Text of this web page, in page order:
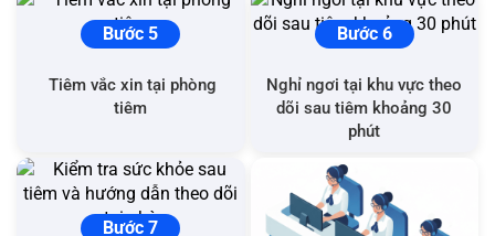
Bước 5
Tiêm vắc xin tại phòng
tiêm
Bước 6
Nghỉ ngơi tại khu vực theo
dõi sau tiêm khoảng 30
phút
Bước 7